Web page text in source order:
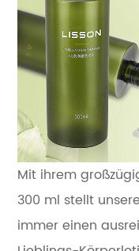
Mit ihrem
300 ml stellt
immer einen